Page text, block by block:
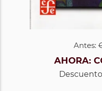
Antes:
AHORA:
Descuento